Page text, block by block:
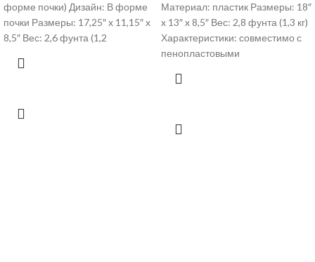
форме почки) Дизайн: В форме
почки Размеры: 17,25″ x 11,15″ x
8,5″ Вес: 2,6 фунта (1,2
Материал: пластик Размеры: 18″
x 13″ x 8,5″ Вес: 2,8 фунта (1,3 кг)
Характеристики: совместимо с
пенопластовыми